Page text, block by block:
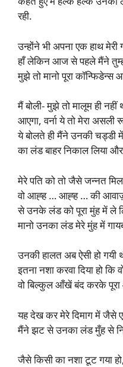
रही.
उन्होंने भी अपना एक हाथ मेरी
हाँ लेकिन आज से पहले मैंने
मुझे तो मानो पूरा कॉन्फिडेन्स
मैं बोली- मुझे तो मालूम ही
आएगा, वर्ना ये तो मेरा असली
ये बोलते ही मैंने उनकी चड्डी
का लंड बाहर निकाल लिया
मेरे पति को तो जैसे जन्नत मिल
वो आह्ह … आह्ह … की
से उनके लंड को पूरा मुंह में ले
मानो उनका लंड मेरे मुंह में गायब
उनकी हालत अब ऐसी हो गयी
इतना नशा करवा दिया हो कि
वो बिल्कुल आँखें बंद करके
यह देख कर मेरे दिमाग में जैसे
मैंने झट से उनका लंड मुँह से
जैसे किसी का नशा टूट गया